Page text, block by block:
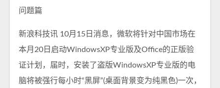
问题篇
新浪科技讯 10月15日消息，微软将针对中国市场在
本月20日启动WindowsXP专业版及Office的正版验
证计划，届时，安装了盗版WindowsXP专业版的电
脑将被强行每小时“黑屏”(桌面背景变为纯黑色)一次，